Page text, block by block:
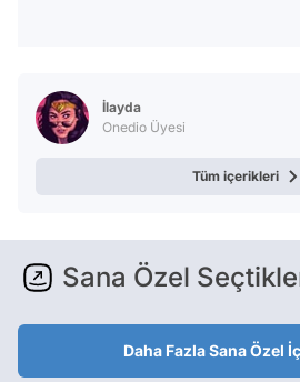
İlayda
Onedio Üyesi
Tüm içerikleri
Sana Özel
Daha Fazla Sana Özel